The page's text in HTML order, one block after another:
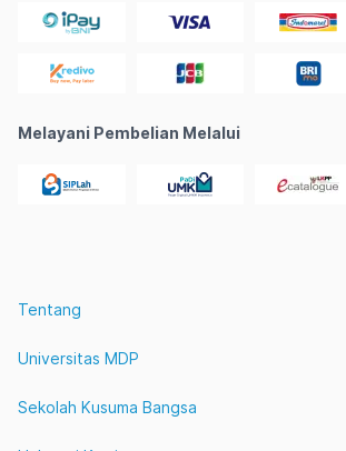
Melayani Pembelian Melalui
Tentang
Universitas MDP
Sekolah Kusuma Bangsa